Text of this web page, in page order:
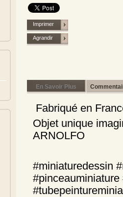
Imprimer
Agrandir
En Savoir Plus
Fabriqué en
Objet unique
ARNOLFO
#miniaturedessin